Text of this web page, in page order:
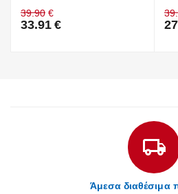
39.90 €
33.91 €
Άμεσα διαθέσιμα